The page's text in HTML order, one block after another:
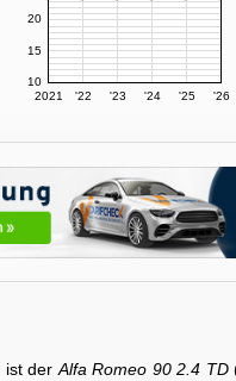
2021 '22 '23 '24 '25 '26
10
15
20
ist der Alfa Romeo 90 2.4 TD